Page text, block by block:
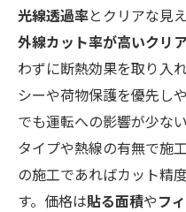
光線透過率とクリアな見
外線カット率が高いクリ
わずに断熱効果を取り入
シーや荷物保護を優先しや
でも運転への影響が少な
タイプや熱線の有無で施
の施工であればカット精
す。価格は貼る面積やフ